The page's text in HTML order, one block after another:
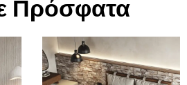
Πρόσφατα